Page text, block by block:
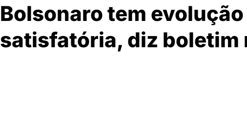
Bolsonaro tem
satisfatória, diz boletim